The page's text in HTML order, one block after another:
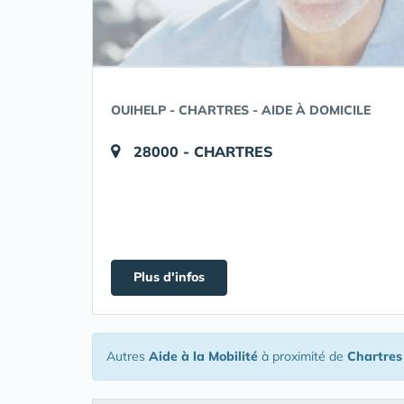
OUIHELP - CHARTRES - AIDE À DOMICILE
28000 - CHARTRES
Plus d'infos
Autres Aide à la Mobilité à proximité de Chartres